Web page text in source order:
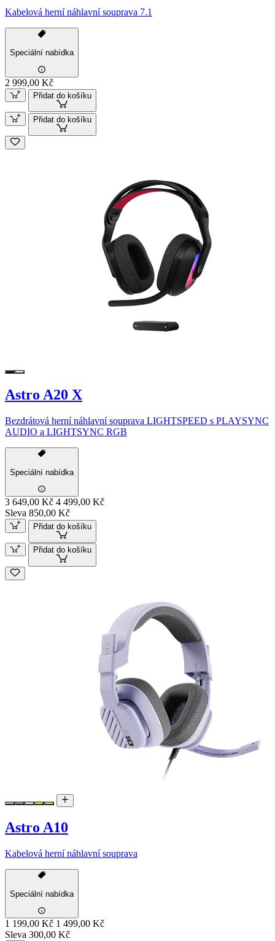
Kabelová herní náhlavní souprava 7.1
Speciální nabídka
2 999,00 Kč
Přidat do košíku
Přidat do košíku
Astro A20 X
Bezdrátová herní náhlavní souprava LIGHTSPEED s PLAYSYNC
AUDIO a LIGHTSYNC RGB
Speciální nabídka
3 649,00 Kč 4 499,00 Kč
Sleva 850,00 Kč
Přidat do košíku
Přidat do košíku
Astro A10
Kabelová herní náhlavní souprava
Speciální nabídka
1 199,00 Kč 1 499,00 Kč
Sleva 300,00 Kč